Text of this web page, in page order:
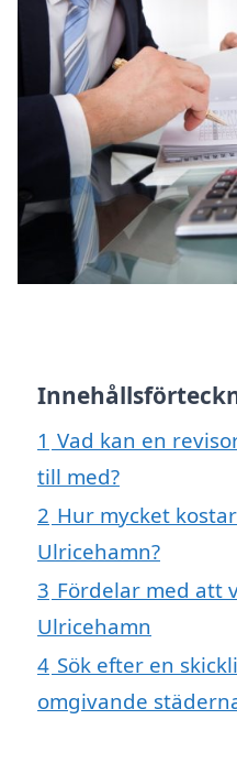
1 Vad kan en
till med?
2 Hur mycket
Ulricehamn?
3 Fördelar med att
Ulricehamn
4 Sök efter en
omgivande